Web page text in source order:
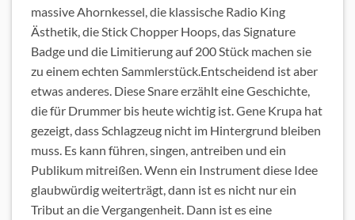
massive Ahornkessel, die klassische Radio King
Ästhetik, die Stick Chopper Hoops, das Signature
Badge und die Limitierung auf 200 Stück machen sie
zu einem echten Sammlerstück.Entscheidend ist aber
etwas anderes. Diese Snare erzählt eine Geschichte,
die für Drummer bis heute wichtig ist. Gene Krupa hat
gezeigt, dass Schlagzeug nicht im Hintergrund bleiben
muss. Es kann führen, singen, antreiben und ein
Publikum mitreißen. Wenn ein Instrument diese Idee
glaubwürdig weiterträgt, dann ist es nicht nur ein
Tribut an die Vergangenheit. Dann ist es eine